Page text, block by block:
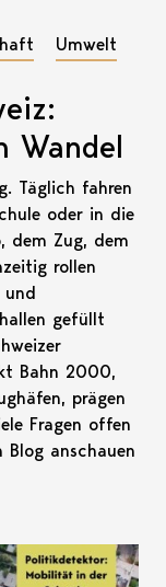
Umwelt
Wandel
Täglich fahren
oder in die
dem Zug, dem
rollen
und
gefüllt
Bahn 2000,
prägen
Fragen offen
anschauen